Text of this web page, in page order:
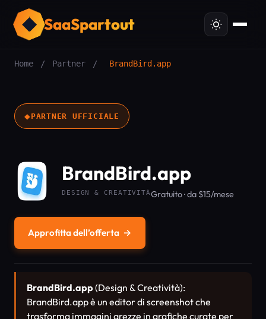
SaaSpartout
Home / Partner / BrandBird.app
◆PARTNER UFFICIALE
BrandBird.app
DESIGN & CREATIVITÀGratuito · da $15/mese
Approfitta dell’offerta →
BrandBird.app (Design & Creatività):
BrandBird.app è un editor di screenshot che
trasforma immagini grezze in grafiche curate per